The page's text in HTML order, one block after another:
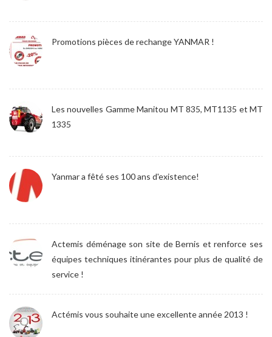
Promotions pièces de rechange YANMAR !
Les nouvelles Gamme Manitou MT 835, MT1135 et MT
1335
Yanmar a fêté ses 100 ans d'existence!
Actemis déménage son site de Bernis et renforce ses
équipes techniques itinérantes pour plus de qualité de
service !
Actémis vous souhaite une excellente année 2013 !